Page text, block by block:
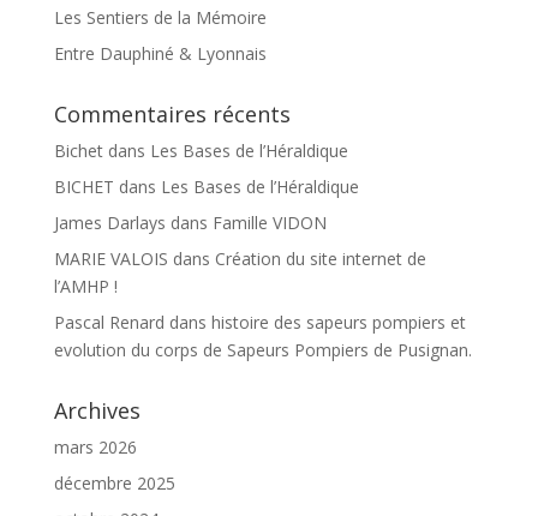
Les Sentiers de la Mémoire
Entre Dauphiné & Lyonnais
Commentaires récents
Bichetdans Les Bases de l’Héraldique
BICHET dans Les Bases de l’Héraldique
James Darlays dans Famille VIDON
MARIE VALOIS dans Création du site internet de
l’AMHP !
Pascal Renard dans histoire des sapeurs pompiers et
evolution du corps de Sapeurs Pompiers de Pusignan.
Archives
mars 2026
décembre 2025